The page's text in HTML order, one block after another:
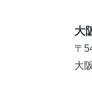
大
〒
大